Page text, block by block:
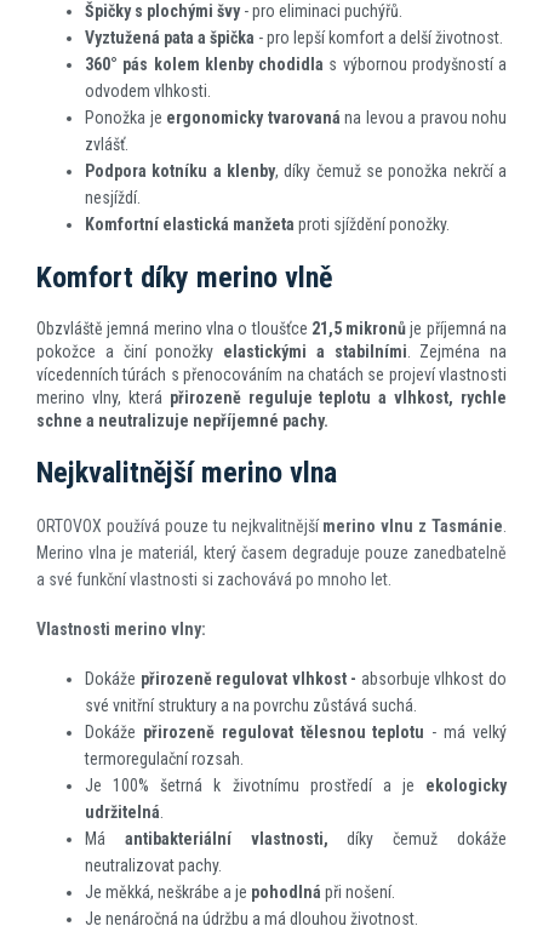
Špičky s plochými švy- pro eliminaci puchýřů.
Vyztužená pata a špička - pro lepší komfort a delší životnost.
360° pás kolem klenby chodidla s výbornou prodyšností a
odvodem vlhkosti.
Ponožka je ergonomicky tvarovaná na levou a pravou nohu
zvlášť.
Podpora kotníku a klenby, díky čemuž se ponožka nekrčí a
nesjíždí.
Komfortní elastická manžeta proti sjíždění ponožky.
Komfort díky merino vlně
Obzvláště jemná merino vlna o tloušťce 21,5 mikronůje příjemná na
pokožce a činí ponožky elastickými a stabilními . Zejména na
vícedenních túrách s přenocováním na chatách se projeví vlastnosti
merino vlny, která přirozeně reguluje teplotu a vlhkost, rychle
schne a neutralizuje nepříjemné pachy.
Nejkvalitnější merino vlna
ORTOVOX používá pouze tu nejkvalitnějšímerino vlnu z Tasmánie
Merino vlna je materiál, který časem degraduje pouze zanedbatelně
a své funkční vlastnosti si zachovává po mnoho let.
Vlastnosti merino vlny:
Dokáže přirozeně regulovat vlhkost - absorbuje vlhkost do
své vnitřní struktury a na povrchu zůstává suchá.
Dokáže přirozeně regulovat tělesnou teplotu - má velký
termoregulační rozsah.
Je 100% šetrná k životnímu prostředí a je ekologicky
udržitelná
Má antibakteriální vlastnosti, díky čemuž dokáže
neutralizovat pachy.
Je měkká, neškrábe a je pohodlná při nošení.
Je nenáročná na údržbu a má dlouhou životnost.